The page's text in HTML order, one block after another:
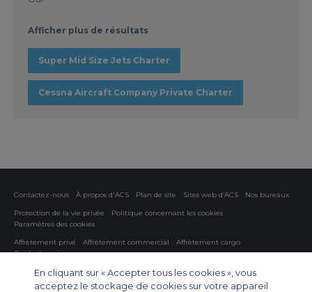
Afficher plus de résultats
Super Mid Size Jets Charter
Cessna Aircraft Company Private Charter
Contactez-nous À propos d'ACS Plan de site Sites web d’ACS
Nos bureaux
Protection de la vie privée
Politique concernant les cookies
Paramètres des cookies
Affrètement privé
Affrètement commercial
Affrètement cargo
Guide des avions
Private Charter App
En cliquant sur « Accepter tous les cookies », vous
acceptez le stockage de cookies sur votre appareil